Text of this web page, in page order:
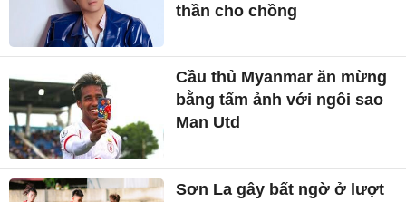
thần cho chồng
Cầu thủ Myanmar ăn mừng
bằng tấm ảnh với ngôi sao
Man Utd
Sơn La gây bất ngờ ở lượt